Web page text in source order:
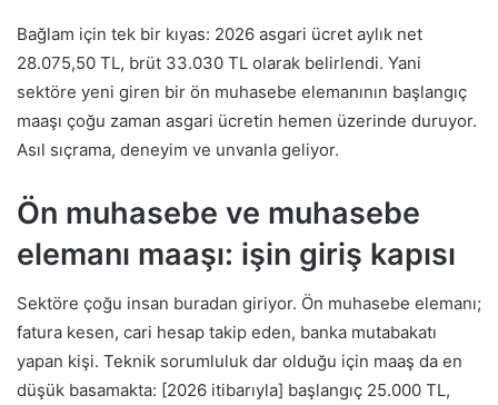
Bağlam için tek bir kıyas: 2026 asgari ücret aylık net
28.075,50 TL, brüt 33.030 TL olarak belirlendi. Yani
sektöre yeni giren bir ön muhasebe elemanının başlangıç
maaşı çoğu zaman asgari ücretin hemen üzerinde duruyor.
Asıl sıçrama, deneyim ve unvanla geliyor.
Ön muhasebe ve muhasebe
elemanı maaşı: işin giriş kapısı
Sektöre çoğu insan buradan giriyor. Ön muhasebe elemanı;
fatura kesen, cari hesap takip eden, banka mutabakatı
yapan kişi. Teknik sorumluluk dar olduğu için maaş da en
düşük basamakta: [2026 itibarıyla] başlangıç 25.000 TL,